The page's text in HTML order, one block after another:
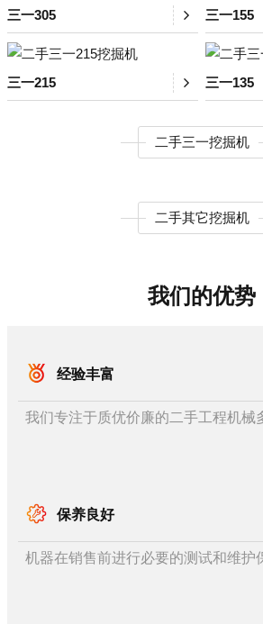
三一305 三一155
三一215 三一135
二手三一挖掘机
二手其它挖掘机
我们的优势
经验丰富
我们专注于质优价廉的二手工程机械
保养良好
机器在销售前进行必要的测试和维护